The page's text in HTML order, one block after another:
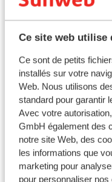
Ce site web utilise
Ce sont de petits
installés sur votre
Web. Nous utilisons
standard pour garantir
Avec votre
GmbH également des
notre site Web, des
les informations que
marketing pour
pour personnaliser
Hans Geerlings
Couples
Autres
Secrets Bahia Real
adultes
Iberostar Selection